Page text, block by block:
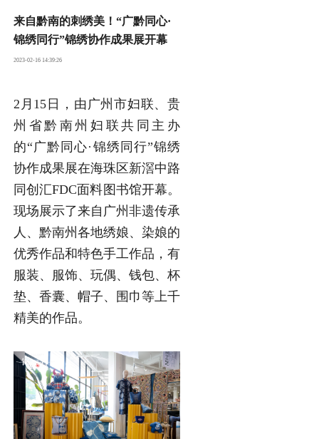
来自黔南的刺绣美！“广黔同心·
锦绣同行”锦绣协作成果展开幕
2023-02-16 14:39:26
2月15日，由广州市妇联、贵
州省黔南州妇联共同主办
的“广黔同心·锦绣同行”锦绣
协作成果展在海珠区新滘中路
同创汇FDC面料图书馆开幕。
现场展示了来自广州非遗传承
人、黔南州各地绣娘、染娘的
优秀作品和特色手工作品，有
服装、服饰、玩偶、钱包、杯
垫、香囊、帽子、围巾等上千
精美的作品。